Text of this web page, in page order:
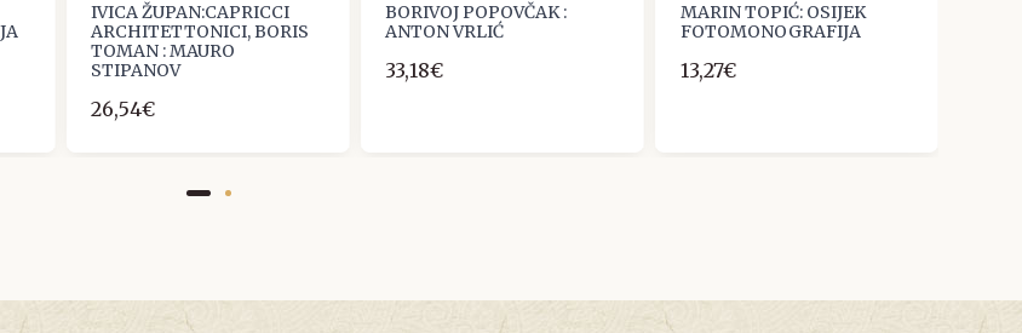
IVICA ŽUPAN:CAPRICCI
ARCHITETTONICI, BORIS
TOMAN : MAURO
STIPANOV
26,54€
BORIVOJ POPOVČAK :
ANTON VRLIĆ
33,18€
MARIN TOPIĆ: OSIJEK
FOTOMONOGRAFIJA
13,27€